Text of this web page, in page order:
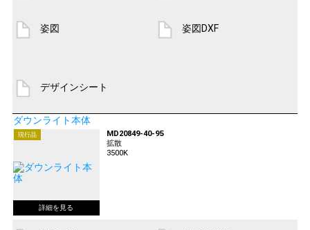
姿図 姿図DXF
デザインシート
ダウンライト本体
現行品
MD20849-40-95
拡散
3500K